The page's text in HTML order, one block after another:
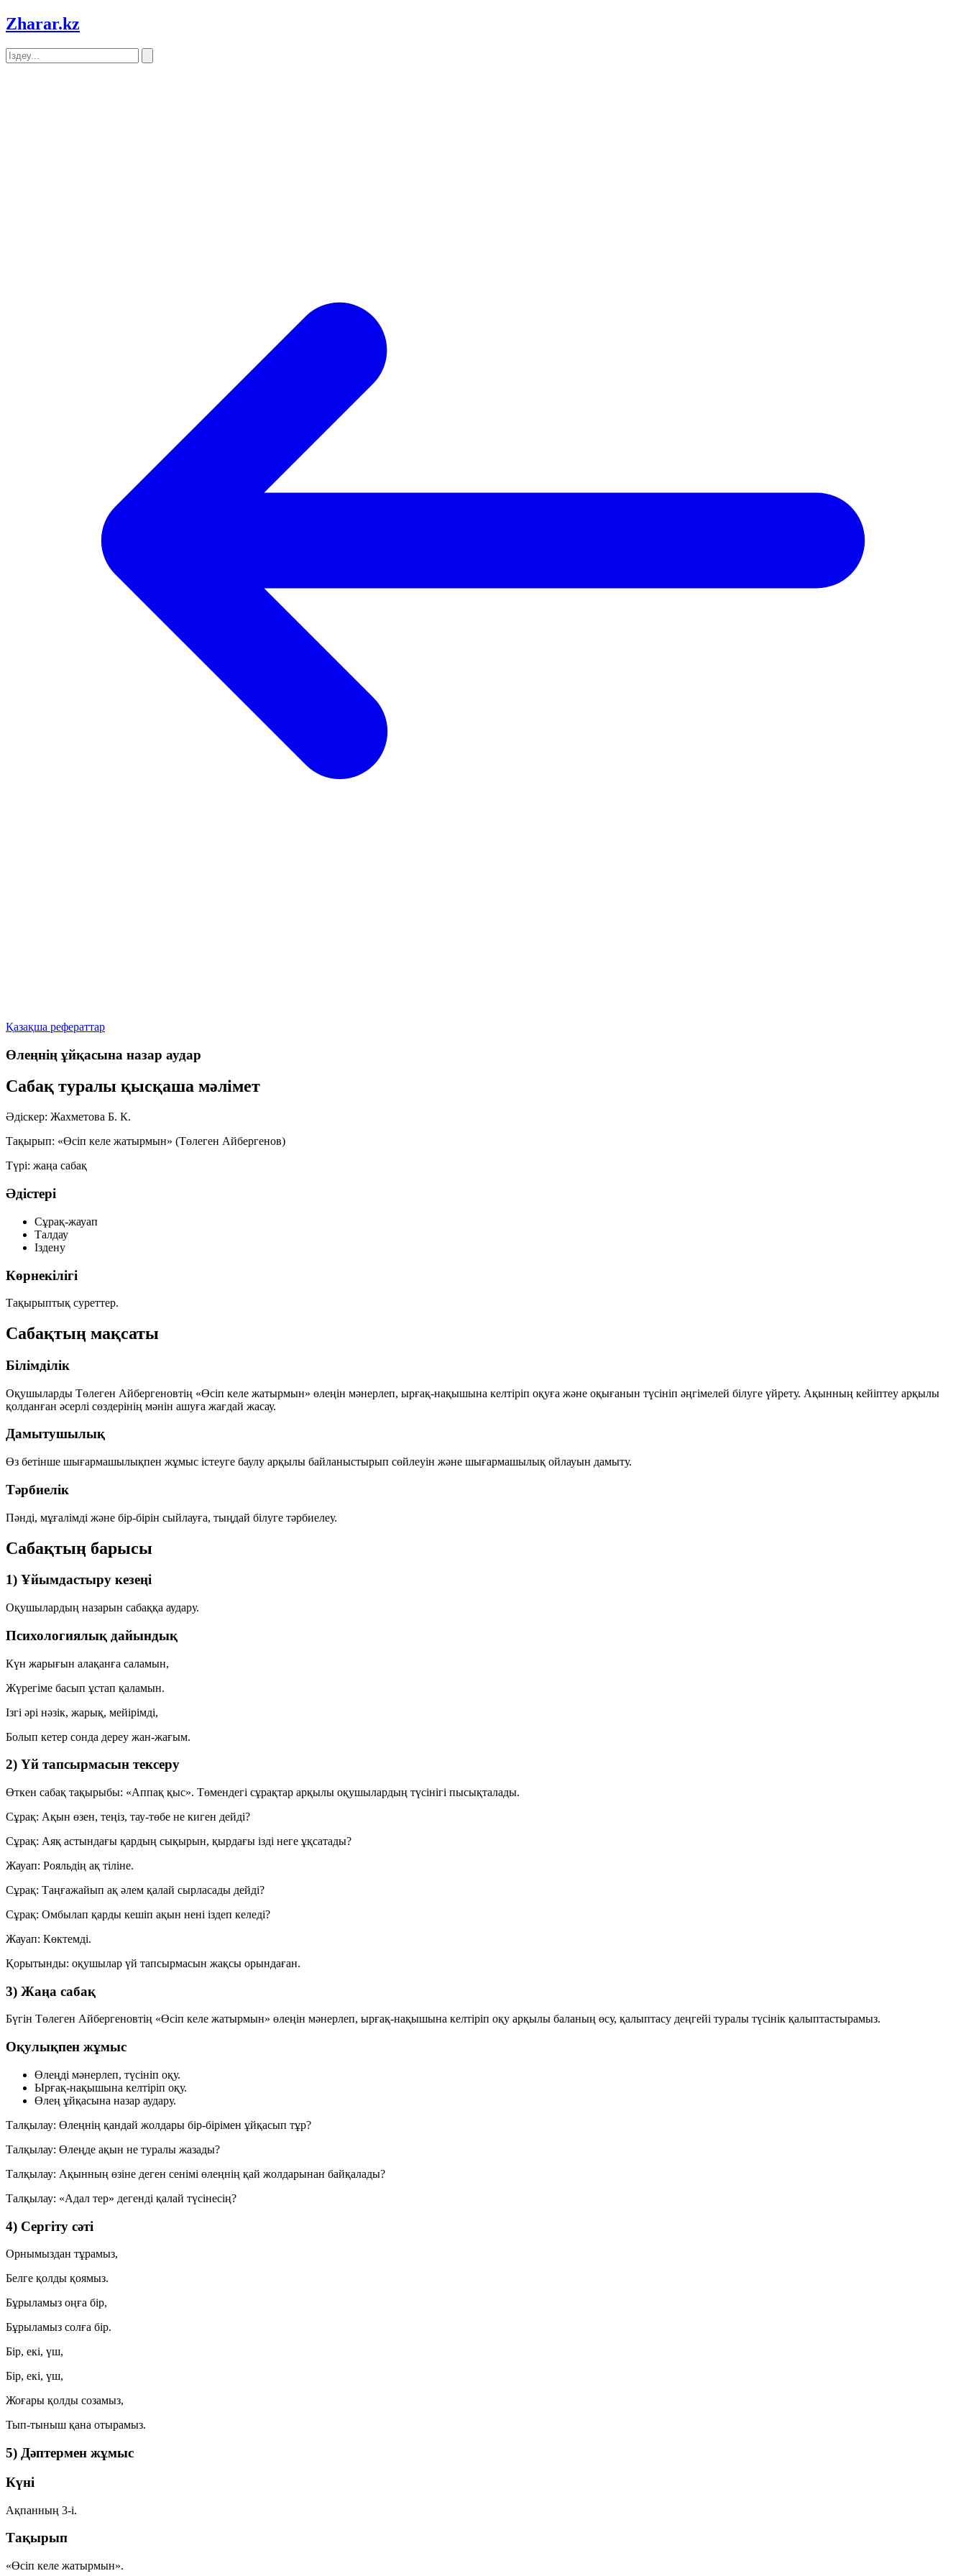
Zharar.kz
Қазақша рефераттар
Өлеңнің ұйқасына назар аудар
Сабақ туралы қысқаша мәлімет
Әдіскер: Жахметова Б. К.
Тақырып: «Өсіп келе жатырмын» (Төлеген Айбергенов)
Түрі: жаңа сабақ
Әдістері
Сұрақ-жауап
Талдау
Іздену
Көрнекілігі
Тақырыптық суреттер.
Сабақтың мақсаты
Білімділік
Оқушыларды Төлеген Айбергеновтің «Өсіп келе жатырмын» өлеңін мәнерлеп, ырғақ-нақышына келтіріп оқуға және оқығанын түсініп әңгімелей білуге үйрету. Ақынның кейіптеу арқылы
қолданған әсерлі сөздерінің мәнін ашуға жағдай жасау.
Дамытушылық
Өз бетінше шығармашылықпен жұмыс істеуге баулу арқылы байланыстырып сөйлеуін және шығармашылық ойлауын дамыту.
Тәрбиелік
Пәнді, мұғалімді және бір-бірін сыйлауға, тыңдай білуге тәрбиелеу.
Сабақтың барысы
1) Ұйымдастыру кезеңі
Оқушылардың назарын сабаққа аудару.
Психологиялық дайындық
Күн жарығын алақанға саламын,
Жүрегіме басып ұстап қаламын.
Ізгі әрі нәзік, жарық, мейірімді,
Болып кетер сонда дереу жан-жағым.
2) Үй тапсырмасын тексеру
Өткен сабақ тақырыбы: «Аппақ қыс». Төмендегі сұрақтар арқылы оқушылардың түсінігі пысықталады.
Сұрақ: Ақын өзен, теңіз, тау-төбе не киген дейді?
Сұрақ: Аяқ астындағы қардың сықырын, қырдағы ізді неге ұқсатады?
Жауап: Рояльдің ақ тіліне.
Сұрақ: Таңғажайып ақ әлем қалай сырласады дейді?
Сұрақ: Омбылап қарды кешіп ақын нені іздеп келеді?
Жауап: Көктемді.
Қорытынды: оқушылар үй тапсырмасын жақсы орындаған.
3) Жаңа сабақ
Бүгін Төлеген Айбергеновтің «Өсіп келе жатырмын» өлеңін мәнерлеп, ырғақ-нақышына келтіріп оқу арқылы баланың өсу, қалыптасу деңгейі туралы түсінік қалыптастырамыз.
Оқулықпен жұмыс
Өлеңді мәнерлеп, түсініп оқу.
Ырғақ-нақышына келтіріп оқу.
Өлең ұйқасына назар аудару.
Талқылау: Өлеңнің қандай жолдары бір-бірімен ұйқасып тұр?
Талқылау: Өлеңде ақын не туралы жазады?
Талқылау: Ақынның өзіне деген сенімі өлеңнің қай жолдарынан байқалады?
Талқылау: «Адал тер» дегенді қалай түсінесің?
4) Сергіту сәті
Орнымыздан тұрамыз,
Белге қолды қоямыз.
Бұрыламыз оңға бір,
Бұрыламыз солға бір.
Бір, екі, үш,
Бір, екі, үш,
Жоғары қолды созамыз,
Тып-тыныш қана отырамыз.
5) Дәптермен жұмыс
Күні
Ақпанның 3-і.
Тақырып
«Өсіп келе жатырмын».